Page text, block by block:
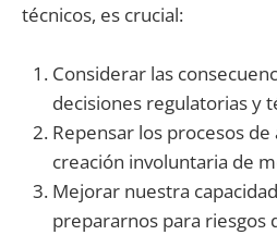
técnicos, es crucial:
Considerar las
decisiones regulatorias y
Repensar los procesos
creación involuntaria de
Mejorar nuestra
prepararnos para riesgos